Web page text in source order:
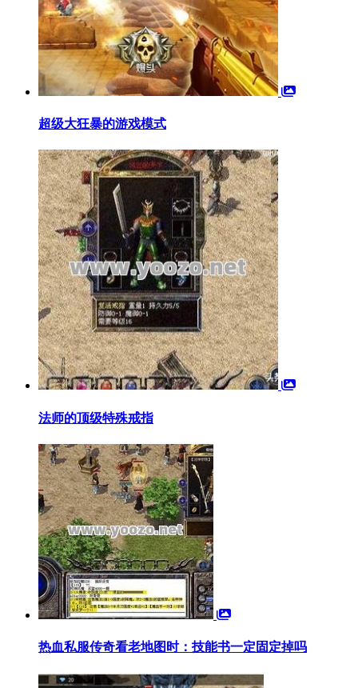
超级大狂暴的游戏模式
法师的顶级特殊戒指
热血私服传奇看老地图时：技能书一定固定掉吗